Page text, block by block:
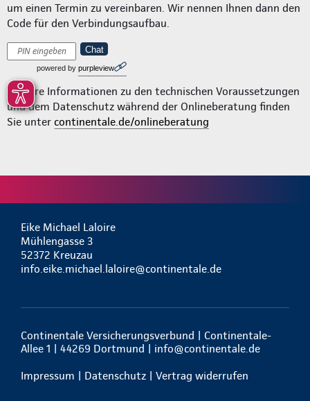
um einen Termin zu vereinbaren. Wir nennen Ihnen dann den
Code für den Verbindungsaufbau.
Chat
powered by purpleview
Weitere Informationen zu den technischen Voraussetzungen
und dem Datenschutz während der Onlineberatung finden
Sie unter continentale.de/onlineberatung
Eike Michael Laloire
Mühlengasse 3
52372 Kreuzau
info.eike.michael.laloire@continentale.de
Continentale Versicherungsverbund | Continentale-
Allee 1 | 44269 Dortmund | info@continentale.de
Impressum | Datenschutz | Vertrag widerrufen